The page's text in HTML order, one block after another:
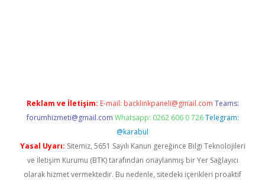
Reklam ve İletişim: E-mail: backlinkpaneli@gmail.com Teams:
forumhizmeti@gmail.com Whatsapp: 0262 606 0 726 Telegram:
@karabul
Yasal Uyarı: Sitemiz, 5651 Sayılı Kanun gereğince Bilgi Teknolojileri
ve İletişim Kurumu (BTK) tarafından onaylanmış bir Yer Sağlayıcı
olarak hizmet vermektedir. Bu nedenle, sitedeki içerikleri proaktif